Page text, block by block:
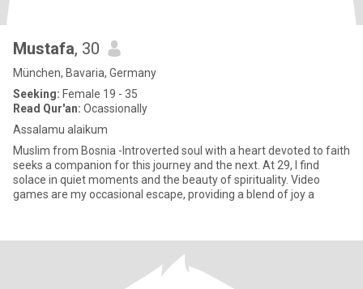
Mustafa, 30
München, Bavaria, Germany
Seeking: Female 19 - 35
Read Qur'an: Ocassionally
Assalamu alaikum
Muslim from Bosnia -Introverted soul with a heart devoted to faith
seeks a companion for this journey and the next. At 29, I find
solace in quiet moments and the beauty of spirituality. Video
games are my occasional escape, providing a blend of joy a